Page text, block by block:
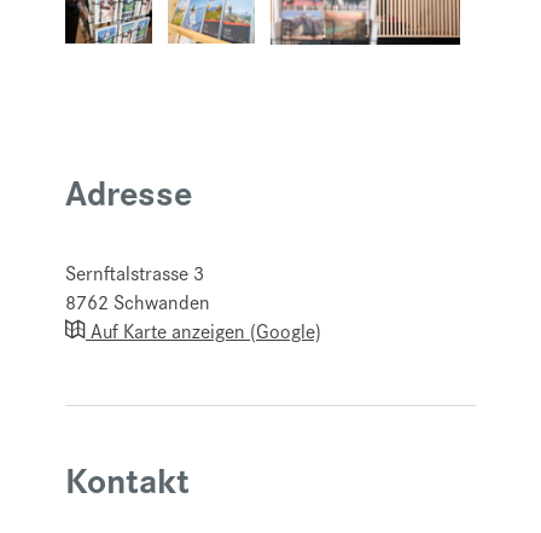
Adresse
Sernftalstrasse 3
8762 Schwanden
Auf Karte anzeigen (Google)
Kontakt